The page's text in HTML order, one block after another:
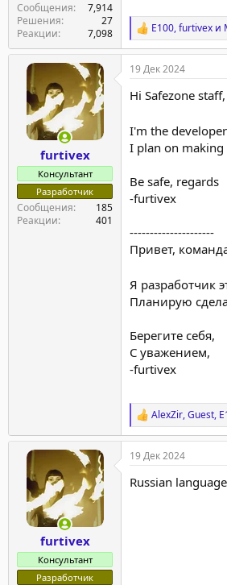
Сообщения
7,914
Решения
27
Реакции
7,098
Р
е
а
к
и
E100,furtivex и
furtivex
Консультант
Разработчик
Сообщения
185
Реакции
401
19 Дек 2024
Hi Safezone staff,
I'm the
I plan on making
Be safe, regards
-furtivex
---------------------
Привет,
Я разработчик
Планирую
Берегите себя,
С уважением,
-furtivex
Р
е
а
к
и
AlexZir,Guest,
furtivex
Консультант
Разработчик
19 Дек 2024
Russian